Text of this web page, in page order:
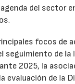
del sector
focos de
seguimiento de la
2025, la
evaluación de la